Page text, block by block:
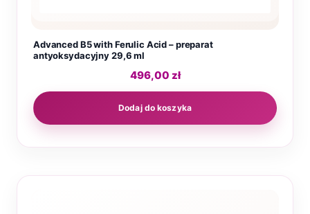
Advanced B5 with Ferulic Acid – preparat
antyoksydacyjny 29,6 ml
496,00 zł
Dodaj do koszyka